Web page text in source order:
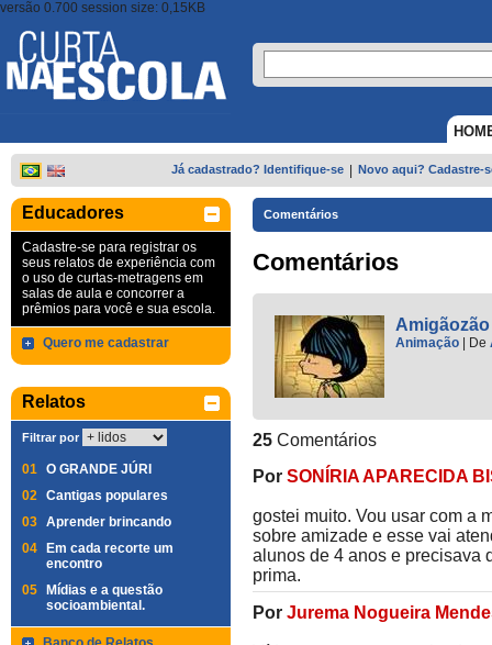
versão 0.700 session size: 0,15KB
Já cadastrado? Identifique-se Novo aqui? Cadastre-
Educadores
Cadastre-se para registrar os
seus relatos de experiência com
o uso de curtas-metragens em
salas de aula e concorrer a
prêmios para você e sua escola.
Quero me cadastrar
Relatos
Filtrar por
01 O GRANDE JÚRI
02 Cantigas populares
03 Aprender brincando
04
Em cada recorte um
encontro
05
Mídias e a questão
socioambiental.
Comentários
Comentários
Amigãozão
Animação De
25 Comentários
Por SONÍRIA APARECIDA
gostei muito. Vou usar com a
sobre amizade e esse vai
alunos de 4 anos e precisava
prima.
Por Jurema Nogueira